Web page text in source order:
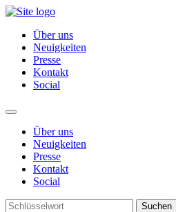
Über uns
Neuigkeiten
Presse
Kontakt
Social
Über uns
Neuigkeiten
Presse
Kontakt
Social
Suchen